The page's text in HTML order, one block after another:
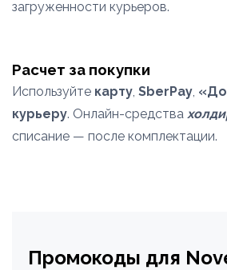
загруженности курьеров.
Расчет за покупки
Используйте карту, SberPay,
курьеру. Онлайн-средства
списание — после комплектации.
Промокоды для